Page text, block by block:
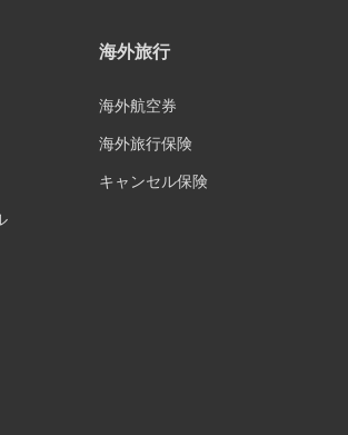
海外旅行
海外航空券
海外旅行保険
キャンセル保険